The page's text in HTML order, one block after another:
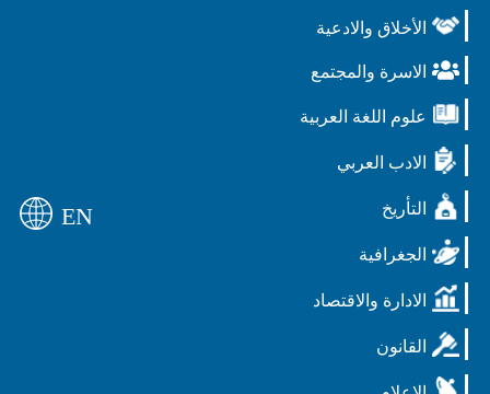
الأخلاق والادعية
الاسرة والمجتمع
علوم اللغة العربية
الادب العربي
التأريخ
الجغرافية
الادارة والاقتصاد
القانون
EN